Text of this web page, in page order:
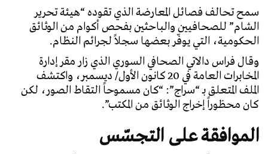
سمح تحالف فصائل المعارضة الذي تقوده “هيئة تحرير
الشام” للصحافيين والباحثين بفحص أكوام من الوثائق
الحكومية، التي يوفّر بعضها سجلاً لجرائم النظام.
وقال فراس دالاتي الصحافي السوري الذي زار مقر إدارة
المخابرات العامة في 20 كانون الأول/ ديسمبر، واكتشف
الملف المتعلق بـ “سراج”: “كان مسموحاً التقاط الصور، لكن
كان محظوراً إخراج الوثائق من المكتب”.
الموافقة على التجسّس